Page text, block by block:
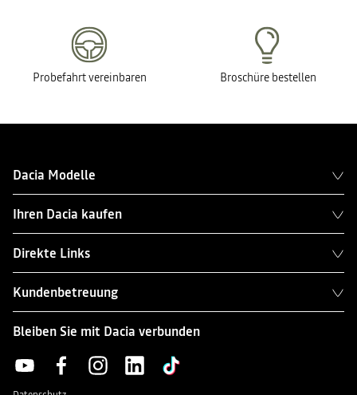
Probefahrt vereinbaren Broschüre bestellen
Dacia Modelle
Ihren Dacia kaufen
Direkte Links
Kundenbetreuung
Bleiben Sie mit Dacia verbunden